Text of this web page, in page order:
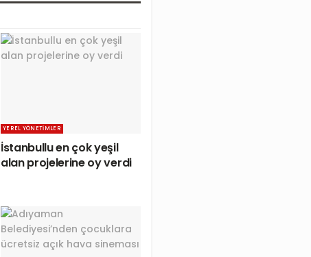
YEREL YÖNETIMLER
İstanbullu en çok yeşil
alan projelerine oy verdi